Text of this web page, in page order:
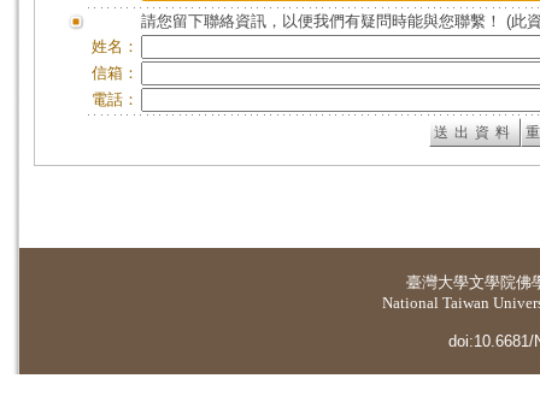
請您留下聯絡資訊，以便我們有疑問時能與您聯繫！ (此
姓名：
信箱：
電話：
臺灣大學文學院佛
National Taiwan
doi:10.6681/